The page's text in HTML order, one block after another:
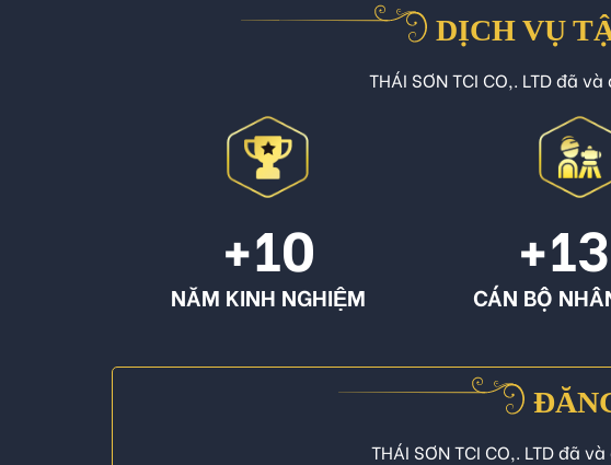
DỊCH VỤ
THÁI SƠN TCI CO,. LTD đã
+10
NĂM KINH NGHIỆM CÁN BỘ
THÁI SƠN TCI CO,. LTD đã